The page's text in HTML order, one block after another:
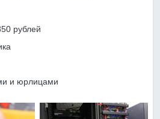
рублей
и юрлицами